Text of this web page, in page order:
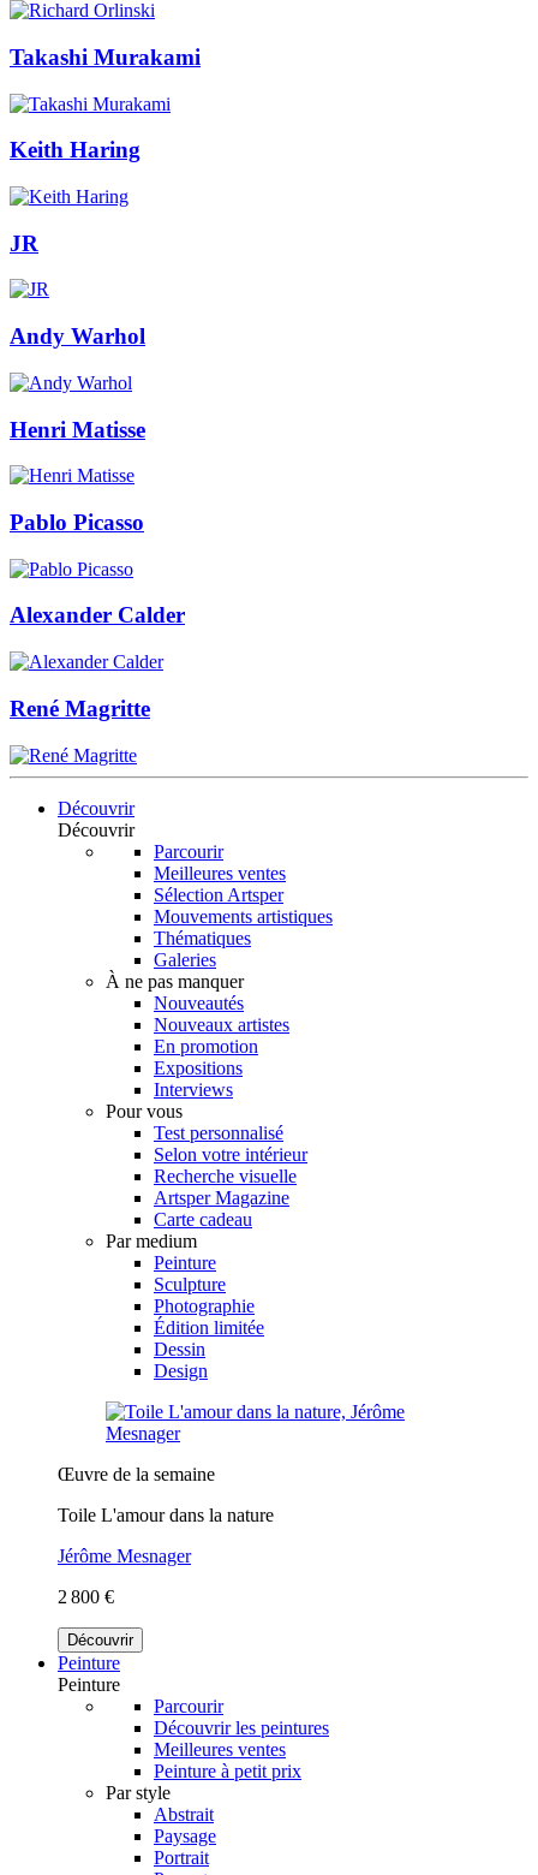
Takashi Murakami
Keith Haring
JR
Andy Warhol
Henri Matisse
Pablo Picasso
Alexander Calder
René Magritte
Découvrir
Découvrir
Parcourir
Meilleures ventes
Sélection Artsper
Mouvements artistiques
Thématiques
Galeries
À ne pas manquer
Nouveautés
Nouveaux artistes
En promotion
Expositions
Interviews
Pour vous
Test personnalisé
Selon votre intérieur
Recherche visuelle
Artsper Magazine
Carte cadeau
Par medium
Peinture
Sculpture
Photographie
Édition limitée
Dessin
Design
Œuvre de la semaine
Toile L'amour dans la nature
Jérôme Mesnager
2 800 €
Découvrir
Peinture
Peinture
Parcourir
Découvrir les peintures
Meilleures ventes
Peinture à petit prix
Par style
Abstrait
Paysage
Portrait